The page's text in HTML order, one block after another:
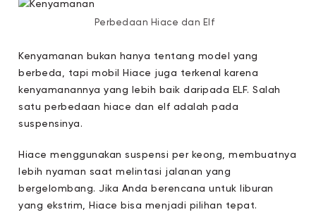
Perbedaan Hiace dan Elf
Kenyamanan bukan hanya tentang model yang
berbeda, tapi mobil Hiace juga terkenal karena
kenyamanannya yang lebih baik daripada ELF. Salah
satu perbedaan hiace dan elf adalah pada
suspensinya.
Hiace menggunakan suspensi per keong, membuatnya
lebih nyaman saat melintasi jalanan yang
bergelombang. Jika Anda berencana untuk liburan
yang ekstrim, Hiace bisa menjadi pilihan tepat.